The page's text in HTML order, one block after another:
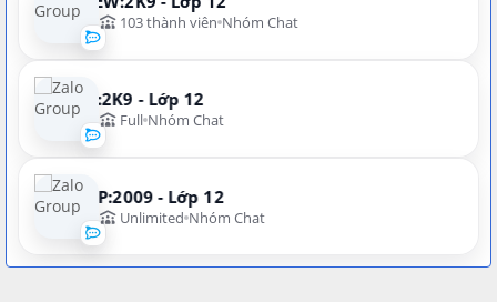
103 thành viên Nhóm Chat
N:2K9 - Lớp 12
Full Nhóm Chat
VIP:2009 - Lớp 12
Unlimited Nhóm Chat